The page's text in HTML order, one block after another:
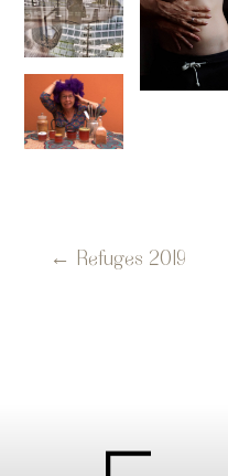
← Refuges 2019